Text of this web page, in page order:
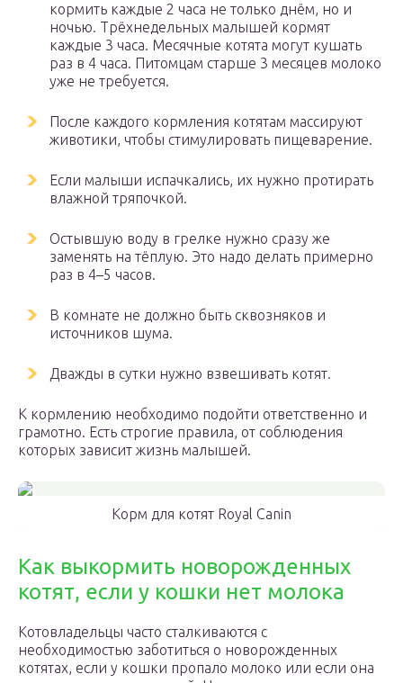
кормить каждые 2 часа не только днём, но и
ночью. Трёхнедельных малышей кормят
каждые 3 часа. Месячные котята могут кушать
раз в 4 часа. Питомцам старше 3 месяцев молоко
уже не требуется.
После каждого кормления котятам массируют
животики, чтобы стимулировать пищеварение.
Если малыши испачкались, их нужно протирать
влажной тряпочкой.
Остывшую воду в грелке нужно сразу же
заменять на тёплую. Это надо делать примерно
раз в 4–5 часов.
В комнате не должно быть сквозняков и
источников шума.
Дважды в сутки нужно взвешивать котят.
К кормлению необходимо подойти ответственно и
грамотно. Есть строгие правила, от соблюдения
которых зависит жизнь малышей.
Корм для котят Royal Canin
Как выкормить новорожденных
котят, если у кошки нет молока
Котовладельцы часто сталкиваются с
необходимостью заботиться о новорожденных
котятах, если у кошки пропало молоко или если она